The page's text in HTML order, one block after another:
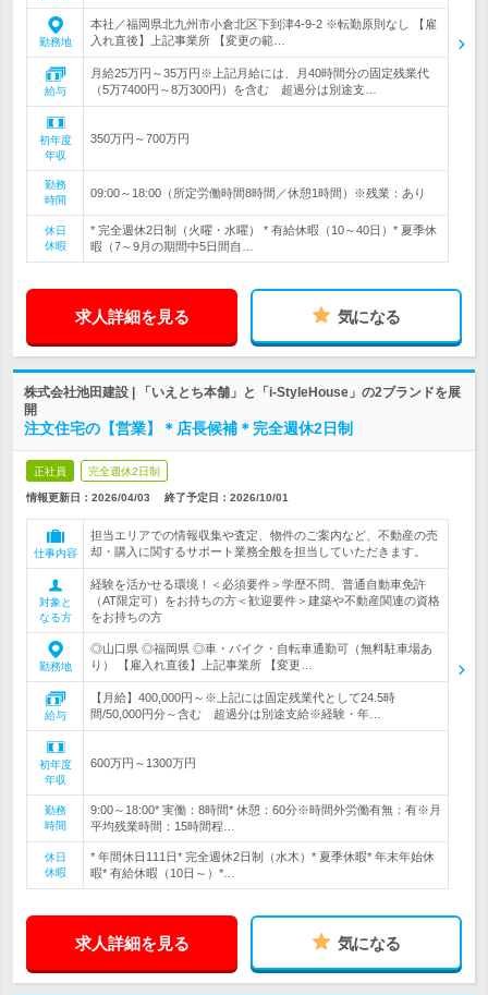
勤務地
本社／福岡県北九州市小倉北区下到津4-9-2 ※転勤原則なし 【雇
入れ直後】上記事業所 【変更の範…
給与
月給25万円～35万円※上記月給には、月40時間分の固定残業代
（5万7400円～8万300円）を含む 超過分は別途支…
初年度
年収
350万円～700万円
勤務
時間
09:00～18:00（所定労働時間8時間／休憩1時間）※残業：あり
休日
休暇
* 完全週休2日制（火曜・水曜） * 有給休暇（10～40日）* 夏季休
暇（7～9月の期間中5日間自…
求人詳細を見る 気になる
株式会社池田建設 | 「いえとち本舗」と「i-StyleHouse」の2ブランドを展
開
注文住宅の【営業】＊店長候補＊完全週休2日制
正社員 完全週休2日制
情報更新日：2026/04/03 終了予定日： 2026/10/01
仕事内容
担当エリアでの情報収集や査定、物件のご案内など、不動産の売
却・購入に関するサポート業務全般を担当していただきます。
対象と
なる方
経験を活かせる環境！＜必須要件＞学歴不問、普通自動車免許
（AT限定可）をお持ちの方＜歓迎要件＞建築や不動産関連の資格
をお持ちの方
勤務地
◎山口県 ◎福岡県 ◎車・バイク・自転車通勤可（無料駐車場あ
り） 【雇入れ直後】上記事業所 【変更…
給与
【月給】400,000円～※上記には固定残業代として24.5時
間/50,000円分～含む 超過分は別途支給※経験・年…
初年度
年収
600万円～1300万円
勤務
時間
9:00～18:00* 実働：8時間* 休憩：60分※時間外労働有無：有※月
平均残業時間：15時間程…
休日
休暇
* 年間休日111日* 完全週休2日制（水木）* 夏季休暇* 年末年始休
暇* 有給休暇（10日～）*…
求人詳細を見る 気になる